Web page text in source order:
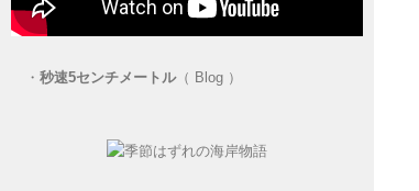
・ 秒速5センチメートル（ Blog ）